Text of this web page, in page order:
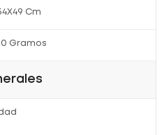
Cm
Gramos